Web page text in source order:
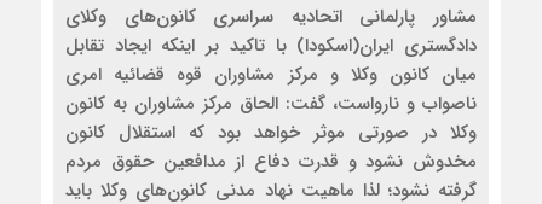
مشاور پارلمانی اتحادیه سراسری کانون‌های وکلای
دادگستری ایران(اسکودا) با تاکید بر اینکه ایجاد تقابل
میان کانون وکلا و مرکز مشاوران قوه قضائیه امری
ناصواب و نارواست، گفت: الحاق مرکز مشاوران به کانون
وکلا در صورتی موثر خواهد بود که استقلال کانون
مخدوش نشود و قدرت دفاع از مدافعین حقوق مردم
گرفته نشود؛ لذا ماهیت نهاد مدنی کانون‌های وکلا باید